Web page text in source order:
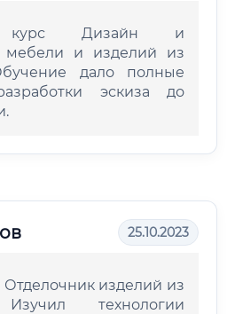
курс Дизайн и
мебели и изделий из
дало полные
эскиза до
25.10.2023
Отделочник изделий из
технологии